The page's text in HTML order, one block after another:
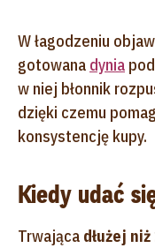
W łagodzeniu
gotowana dynia
w niej błonnik
dzięki czemu
konsystencję kupy.
Kiedy udać
Trwająca dłużej